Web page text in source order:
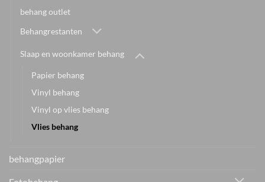
behang outlet
Behangrestanten
Slaap en woonkamer behang
Papier behang
Vinyl behang
Vinyl op vlies behang
Vlies behang
behangpapier